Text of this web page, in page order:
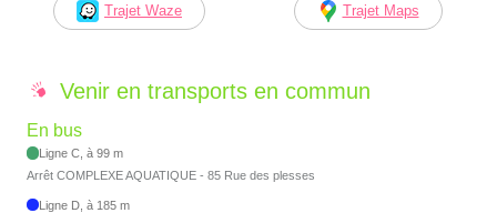
Trajet Waze Trajet Maps
Venir en transports en commun
En bus
Ligne C, à 99 m
Arrêt COMPLEXE AQUATIQUE - 85 Rue des plesses
Ligne D, à 185 m